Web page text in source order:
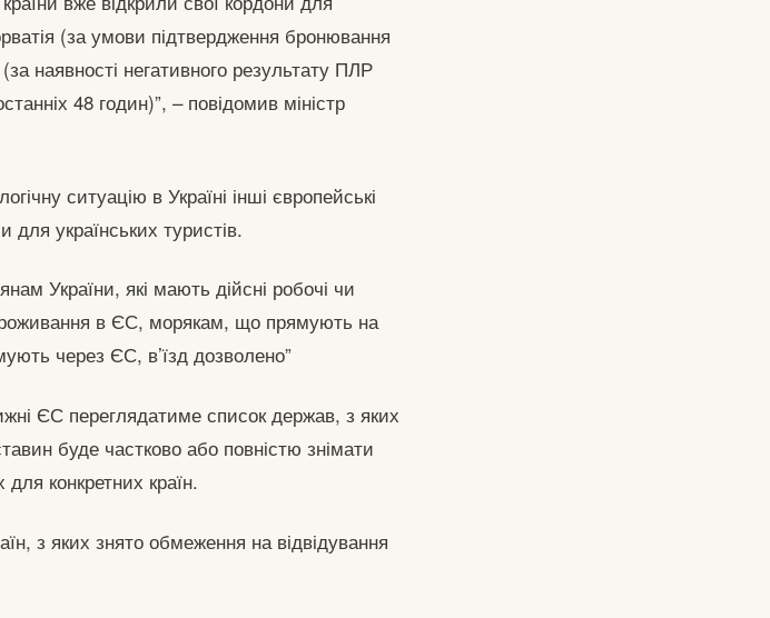
(за умови підтвердження бронювання
наявності негативного результату ПЛР
48 годин)”, – повідомив міністр
ситуацію в Україні інші європейські
українських туристів.
України, які мають дійсні робочі чи
в ЄС, морякам, що прямують на
через ЄС, в’їзд дозволено”
ЄС переглядатиме список держав, з яких
буде частково або повністю знімати
конкретних країн.
з яких знято обмеження на відвідування